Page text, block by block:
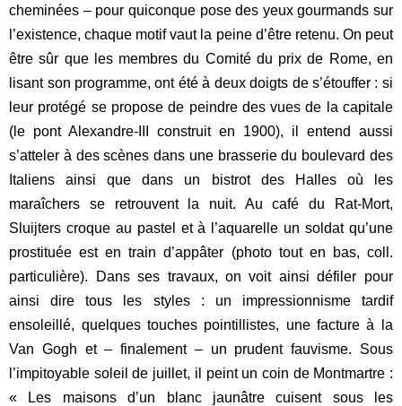
cheminées – pour quiconque pose des yeux gourmands sur
l’existence, chaque motif vaut la peine d’être retenu. On peut
être sûr que les membres du Comité du prix de Rome, en
lisant son programme, ont été à deux doigts de s’étouffer : si
leur protégé se propose de peindre des vues de la capitale
(le pont Alexandre-III construit en 1900), il entend aussi
s’atteler à des scènes dans une brasserie du boulevard des
Italiens ainsi que dans un bistrot des Halles où les
maraîchers se retrouvent la nuit. Au café du Rat-Mort,
Sluijters croque au pastel et à l’aquarelle un soldat qu’une
prostituée est en train d’appâter (photo tout en bas, coll.
particulière). Dans ses travaux, on voit ainsi défiler pour
ainsi dire tous les styles : un impressionnisme tardif
ensoleillé, quelques touches pointillistes, une facture à la
Van Gogh et – finalement – un prudent fauvisme. Sous
l’impitoyable soleil de juillet, il peint un coin de Montmartre :
« Les maisons d’un blanc jaunâtre cuisent sous les